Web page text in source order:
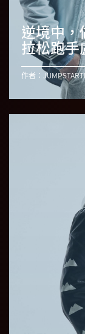
逆境中
拉松跑手
作者：